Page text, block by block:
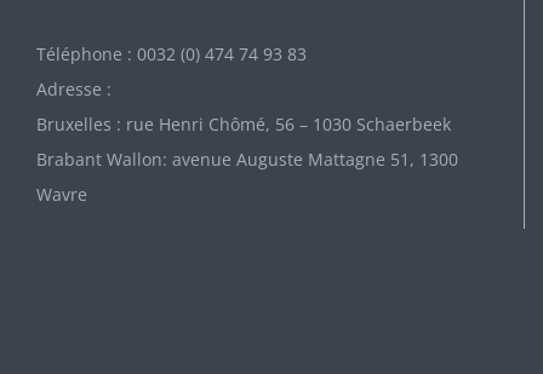
Téléphone : 0032 (0) 474 74 93 83
Adresse :
Bruxelles : rue Henri Chômé, 56 – 1030 Schaerbeek
Brabant Wallon: avenue Auguste Mattagne 51, 1300
Wavre